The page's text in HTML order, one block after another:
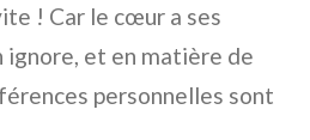
! Car le cœur a ses
ignore, et en matière de
personnelles sont